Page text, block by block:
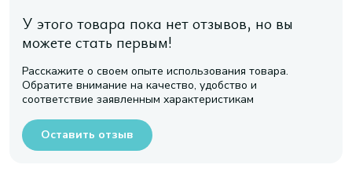
У этого товара пока нет отзывов, но вы
можете стать первым!
Расскажите о своем опыте использования товара.
Обратите внимание на качество, удобство и
соответствие заявленным характеристикам
Оставить отзыв